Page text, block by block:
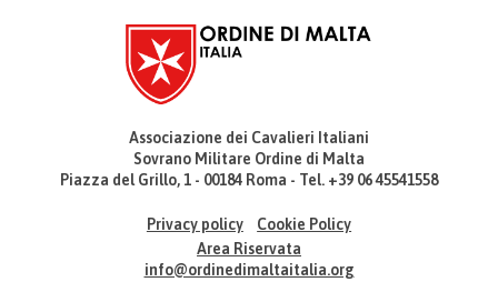
Associazione dei Cavalieri Italiani
Sovrano Militare Ordine di Malta
Piazza del Grillo, 1 - 00184 Roma - Tel. +39 06 45541558
Privacy policy
Cookie Policy
Area Riservata
info@ordinedimaltaitalia.org